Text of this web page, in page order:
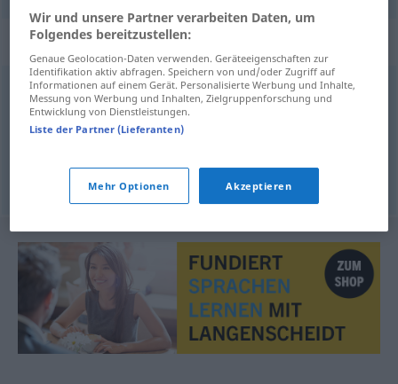
Synonyme für "Dorf"
Ortschaft,Markt
© OpenThesaurus.de
Wir und unsere Partner verarbeiten Daten, um
Folgendes bereitzustellen:
Genaue Geolocation-Daten verwenden. Geräteeigenschaften zur
Identifikation aktiv abfragen. Speichern von und/oder Zugriff auf
Informationen auf einem Gerät. Personalisierte Werbung und Inhalte,
Messung von Werbung und Inhalten, Zielgruppenforschung und
Entwicklung von Dienstleistungen.
Liste der Partner (Lieferanten)
Mehr Optionen Akzeptieren